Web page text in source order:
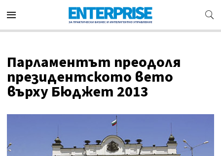
Парламентът преодоля
президентското вето
върху Бюджет 2013